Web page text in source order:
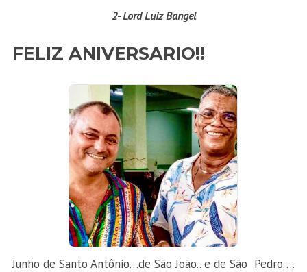
2- Lord Luiz Bangel
FELIZ ANIVERSARIO!!
Junho de Santo Antônio…de São João.. e de São Pedro….